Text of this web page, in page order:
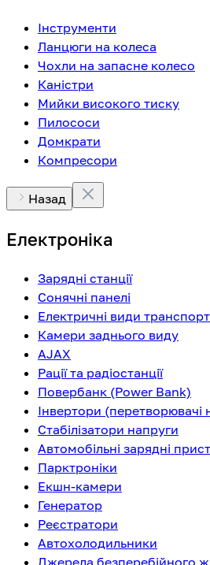
Інструменти
Ланцюги на колеса
Чохли на запасне колесо
Каністри
Мийки високого тиску
Пилососи
Домкрати
Компресори
Назад
Електроніка
Зарядні станції
Сонячні панелі
Електричні види
Камери заднього виду
AJAX
Рації та радіостанції
Повербанк (Power Bank)
Інвертори (перетворювачі
Стабілізатори напруги
Автомобільні зарядні
Парктроніки
Екшн-камери
Генератор
Реєстратори
Автохолодильники
Джерела безперебійного